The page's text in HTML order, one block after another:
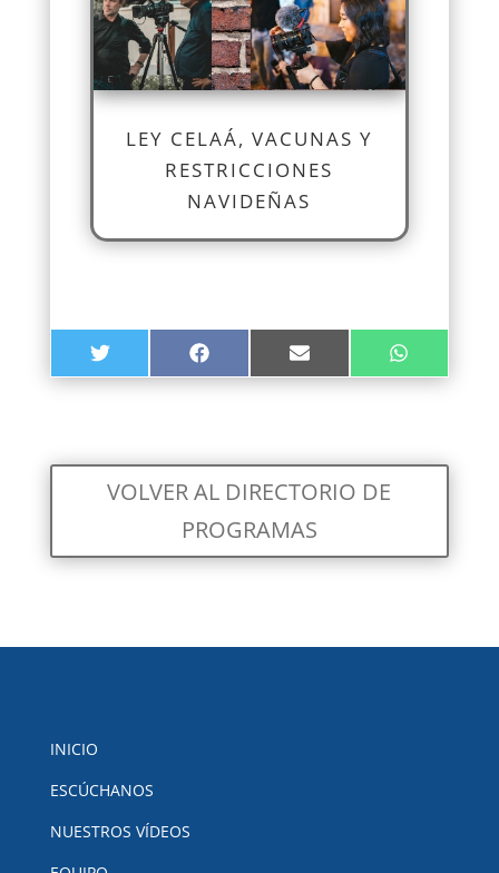
LEY CELAÁ, VACUNAS Y
RESTRICCIONES
NAVIDEÑAS
COMPARTIR
EN
COMPARTIR
EN
FACEBOOK COMPARTIR
EN
EMAIL COMPARTIR
EN
WHATSAPP
VOLVER AL DIRECTORIO DE
PROGRAMAS
INICIO
ESCÚCHANOS
NUESTROS VÍDEOS